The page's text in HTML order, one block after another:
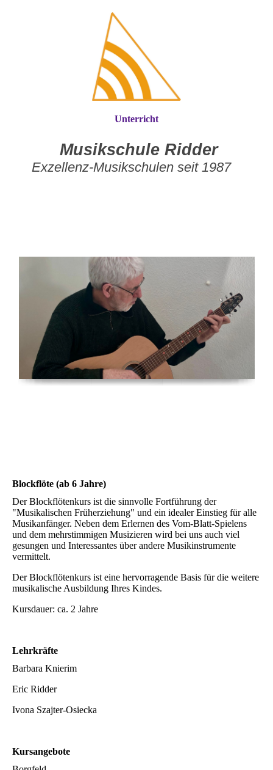
Musikschule Ridder
Exzellenz-Musikschulen seit 1987
Unterricht
Blockflöte (ab 6 Jahre)
Der Blockflötenkurs ist die sinnvolle Fortführung der
"Musikalischen Früherziehung" und ein idealer Einstieg für alle
Musikanfänger. Neben dem Erlernen des Vom-Blatt-Spielens
und dem mehrstimmigen Musizieren wird bei uns auch viel
gesungen und Interessantes über andere Musikinstrumente
vermittelt.
Der Blockflötenkurs ist eine hervorragende Basis für die weitere
musikalische Ausbildung Ihres Kindes.
Kursdauer: ca. 2 Jahre
Lehrkräfte
Barbara Knierim
Eric Ridder
Ivona Szajter-Osiecka
Kursangebote